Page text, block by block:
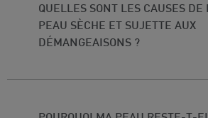
QUELLES SONT LES CAUSES DE
PEAU SÈCHE ET SUJETTE AUX
DÉMANGEAISONS ?